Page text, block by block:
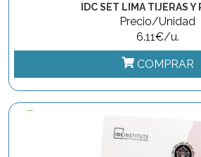
IDC SET LIMA TIJERAS Y
Precio/Unidad
6.11€/u.
COMPRAR